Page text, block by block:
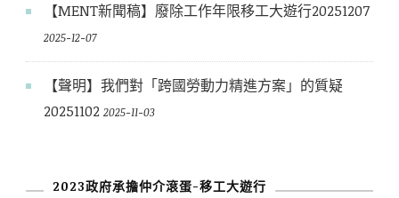
【MENT新聞稿】廢除工作年限移工大遊行20251207
2025-12-07
【聲明】我們對「跨國勞動力精進方案」的質疑
20251102 2025-11-03
2023政府承擔仲介滾蛋-移工大遊行